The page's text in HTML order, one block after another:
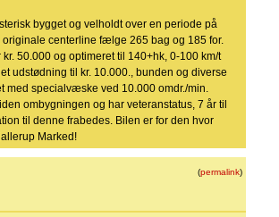
bygget og velholdt over en periode på
centerline fælge 265 bag og 185 for.
50.000 og optimeret til 140+hk, 0-100 km/t
udstødning til kr. 10.000., bunden og diverse
med specialvæske ved 10.000 omdr./min.
ombygningen og har veteranstatus, 7 år til
til denne frabedes. Bilen er for den hvor
Marked!
(permalink)